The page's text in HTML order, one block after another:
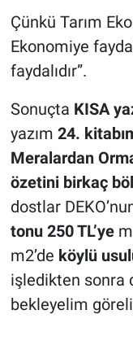
Çünkü Tarım
Ekonomiye
faydalıdır”.
Sonuçta KISA
yazım 24.
Meralardan
özetini birkaç
dostlar
tonu 250 TL’ye
m2’de köylü
işledikten sonra
bekleyelim